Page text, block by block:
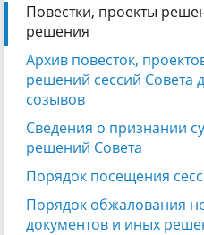
Повестки, проекты
решения
Архив повесток,
решений сессий Совета
созывов
Сведения о признании
решений Совета
Порядок посещения
Порядок обжалования
документов и иных